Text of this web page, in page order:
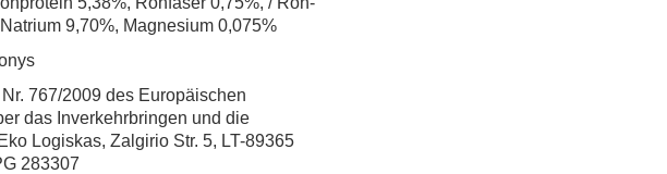
9,70%, Magnesium 0,075%
767/2009 des Europäischen
das Inverkehrbringen und die
Logiskas, Zalgirio Str. 5, LT-89365
283307